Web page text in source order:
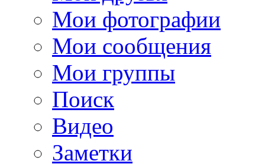
Мои фотографии
Мои сообщения
Мои группы
Поиск
Видео
Заметки